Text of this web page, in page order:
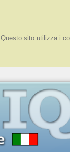
Questo sito utilizza i